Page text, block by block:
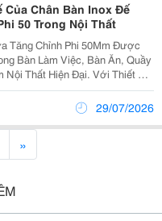
Chân Bàn Inox Đế
50 Trong Nội Thất
Tăng Chỉnh Phi 50Mm Được
Bàn Làm Việc, Bàn Ăn, Quầy
Nội Thất Hiện Đại. Với Thiết Kế
Inox Phi 50 Giúp Cân
Bề Mặt Khác Nhau. Chân
29/07/2026
»